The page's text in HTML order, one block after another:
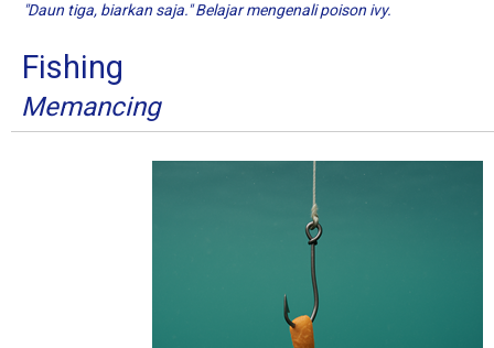
"Daun tiga, biarkan saja." Belajar mengenali poison ivy.
Fishing
Memancing